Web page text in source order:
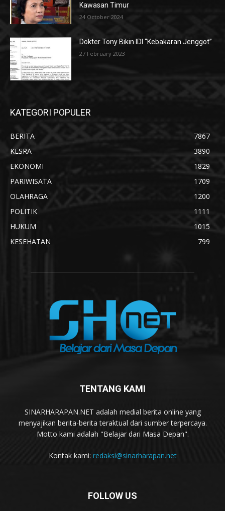
Kawasan Timur
24 October 2024
Dokter Tony Bikin IDI “Kebakaran Jenggot”
27 February 2023
KATEGORI POPULER
BERITA
7867
KESRA
3890
EKONOMI
1829
PARIWISATA
1709
OLAHRAGA
1200
POLITIK
1111
HUKUM
1015
KESEHATAN
799
TENTANG KAMI
SINARHARAPAN.NET adalah medial berita online yang
menyajikan berita-berita teraktual dari sumber terpercaya.
Motto kami adalah "Belajar dari Masa Depan".
Kontak kami: redaksi@sinarharapan.net
FOLLOW US